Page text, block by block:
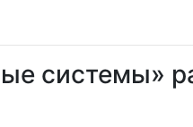
системы»